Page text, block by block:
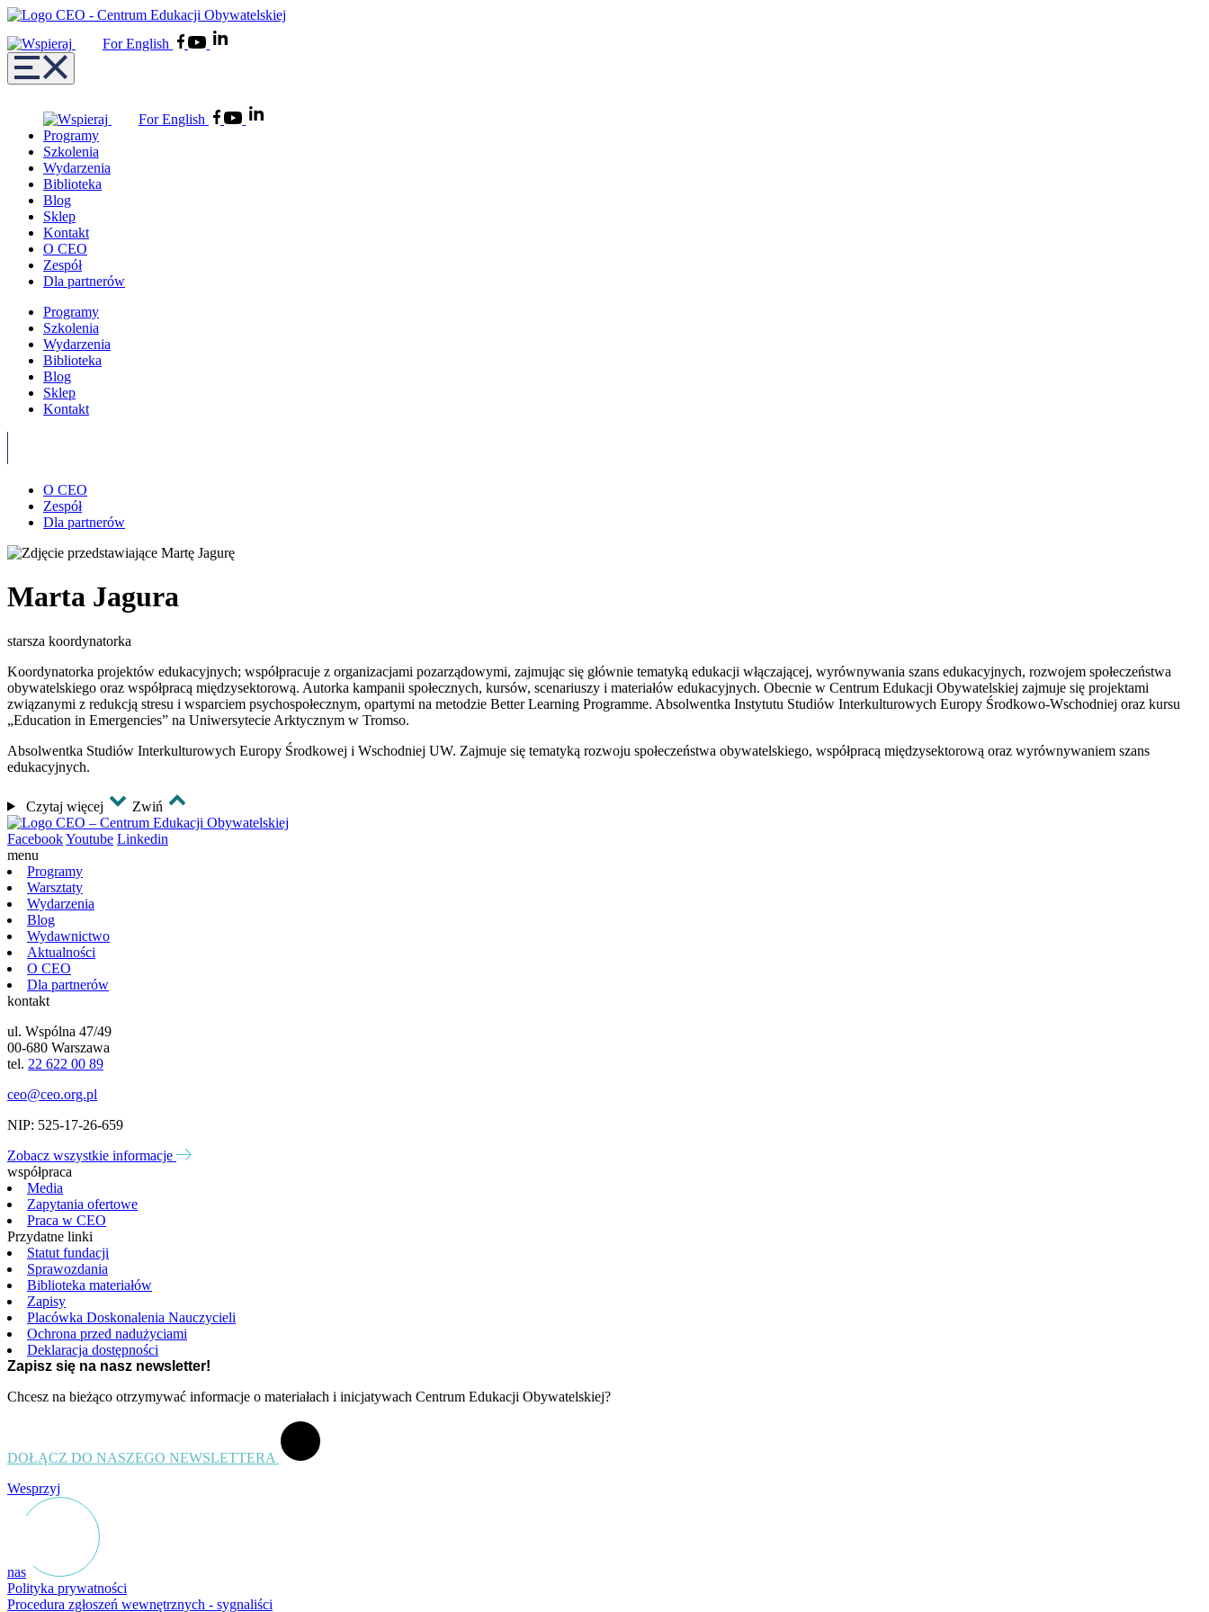
For English
For English
Programy
Szkolenia
Wydarzenia
Biblioteka
Blog
Sklep
Kontakt
O CEO
Zespół
Dla partnerów
Programy
Szkolenia
Wydarzenia
Biblioteka
Blog
Sklep
Kontakt
O CEO
Zespół
Dla partnerów
Marta Jagura
starsza koordynatorka
Koordynatorka projektów edukacyjnych; współpracuje z organizacjami pozarządowymi, zajmując się głównie tematyką edukacji włączającej, wyrównywania szans edukacyjnych, rozwojem społeczeństwa
obywatelskiego oraz współpracą międzysektorową. Autorka kampanii społecznych, kursów, scenariuszy i materiałów edukacyjnych. Obecnie w Centrum Edukacji Obywatelskiej zajmuje się projektami
związanymi z redukcją stresu i wsparciem psychospołecznym, opartymi na metodzie Better Learning Programme. Absolwentka Instytutu Studiów Interkulturowych Europy Środkowo-Wschodniej oraz kursu
„Education in Emergencies” na Uniwersytecie Arktycznym w Tromso.
Absolwentka Studiów Interkulturowych Europy Środkowej i Wschodniej UW. Zajmuje się tematyką rozwoju społeczeństwa obywatelskiego, współpracą międzysektorową oraz wyrównywaniem szans
edukacyjnych.
Czytaj więcej Zwiń
FacebookYoutube Linkedin
menu
Programy
Warsztaty
Wydarzenia
Blog
Wydawnictwo
Aktualności
O CEO
Dla partnerów
kontakt
ul. Wspólna 47/49
00-680 Warszawa
tel. 22 622 00 89
ceo@ceo.org.pl
NIP: 525-17-26-659
Zobacz wszystkie informacje
współpraca
Media
Zapytania ofertowe
Praca w CEO
Przydatne linki
Statut fundacji
Sprawozdania
Biblioteka materiałów
Zapisy
Placówka Doskonalenia Nauczycieli
Ochrona przed nadużyciami
Deklaracja dostępności
Zapisz się na nasz newsletter!
Chcesz na bieżąco otrzymywać informacje o materiałach i inicjatywach Centrum Edukacji Obywatelskiej?
DOŁĄCZ DO NASZEGO NEWSLETTERA
Wesprzyj
nas
Polityka prywatności
Procedura zgłoszeń wewnętrznych - sygnaliści